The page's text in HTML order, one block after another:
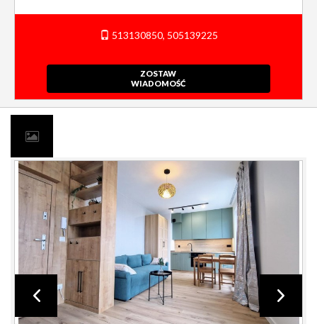
513130850, 505139225
ZOSTAW
WIADOMOŚĆ